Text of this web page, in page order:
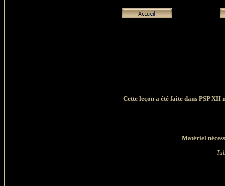
Cette leçon a été faite dans PSP XII
Matériel